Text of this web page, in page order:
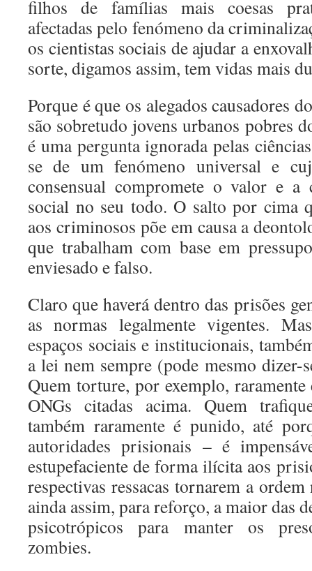
filhos de famílias mais coesas
afectadas pelo fenómeno da
os cientistas sociais de ajudar a
sorte, digamos assim, tem vidas mais
Porque é que os alegados causadores
são sobretudo jovens urbanos pobres
é uma pergunta ignorada pelas
se de um fenómeno universal e
consensual compromete o valor e a
social no seu todo. O salto por cima
aos criminosos põe em causa a
que trabalham com base em
enviesado e falso.
Claro que haverá dentro das prisões
as normas legalmente vigentes.
espaços sociais e institucionais,
a lei nem sempre (pode mesmo dizer-
Quem torture, por exemplo,
ONGs citadas acima. Quem
também raramente é punido, até
autoridades prisionais – é
estupefaciente de forma ilícita aos
respectivas ressacas tornarem a
ainda assim, para reforço, a maior das
psicotrópicos para manter os
zombies.